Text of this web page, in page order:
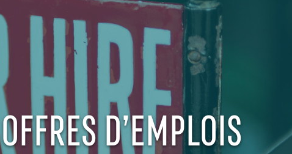
OFFRES D’EMPLOIS